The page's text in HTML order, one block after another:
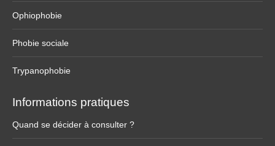
Ophiophobie
Phobie sociale
Trypanophobie
Informations pratiques
Quand se décider à consulter ?